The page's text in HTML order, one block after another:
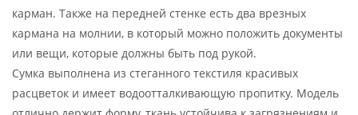
карман. Также на передней стенке есть два врезных
кармана на молнии, в который можно положить документы
или вещи, которые должны быть под рукой.
Сумка выполнена из стеганного текстиля красивых
расцветок и имеет водоотталкивающую пропитку. Модель